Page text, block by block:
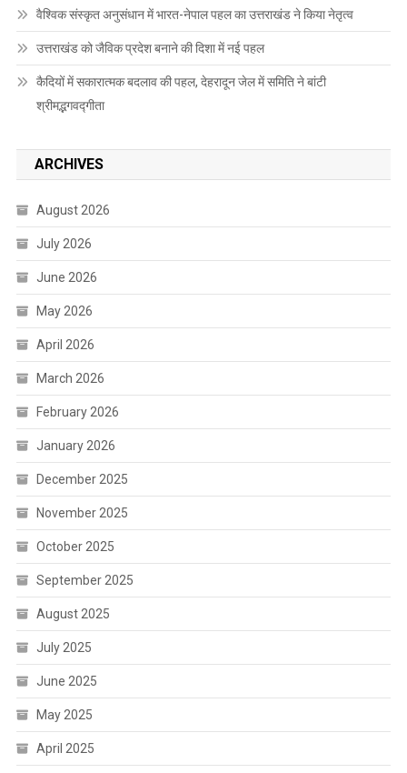
वैश्विक संस्कृत अनुसंधान में भारत-नेपाल पहल का उत्तराखंड ने किया नेतृत्व
उत्तराखंड को जैविक प्रदेश बनाने की दिशा में नई पहल
कैदियों में सकारात्मक बदलाव की पहल, देहरादून जेल में समिति ने बांटी
श्रीमद्भगवद्गीता
ARCHIVES
August 2026
July 2026
June 2026
May 2026
April 2026
March 2026
February 2026
January 2026
December 2025
November 2025
October 2025
September 2025
August 2025
July 2025
June 2025
May 2025
April 2025